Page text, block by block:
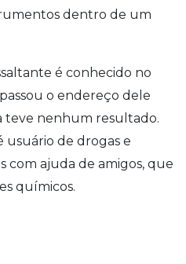
dentro de um
é conhecido no
o endereço dele
teve nenhum resultado.
usuário de drogas e
com ajuda de amigos, que
químicos.